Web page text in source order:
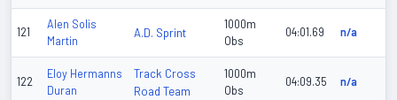
121
Alen Solis
Martin
A.D. Sprint
1000m
Obs
04:01.69 n/a
122
Eloy Hermanns
Duran
Track Cross
Road Team
1000m
Obs
04:09.35 n/a